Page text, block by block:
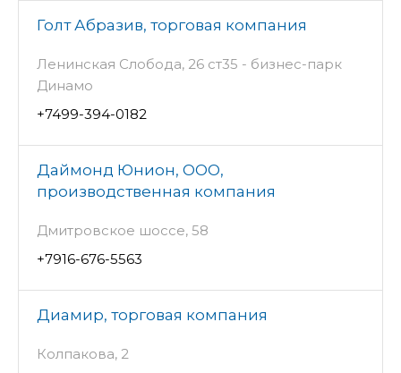
Голт Абразив, торговая компания
Ленинская Слобода, 26 ст35 - бизнес-парк
Динамо
+7499-394-0182
Даймонд Юнион, ООО,
производственная компания
Дмитровское шоссе, 58
+7916-676-5563
Диамир, торговая компания
Колпакова, 2